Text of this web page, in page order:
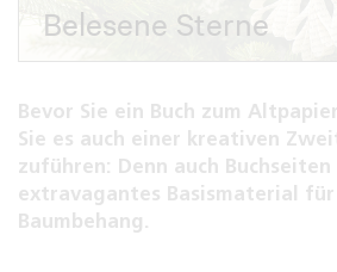
Belesene Sterne
Bevor Sie ein Buch zum
Sie es auch einer kreativen
zuführen: Denn auch
extravagantes Basismaterial
Baumbehang.